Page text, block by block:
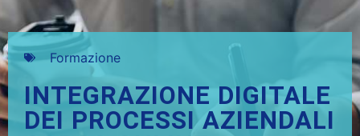
Formazione
INTEGRAZIONE DIGITALE
DEI PROCESSI AZIENDALI